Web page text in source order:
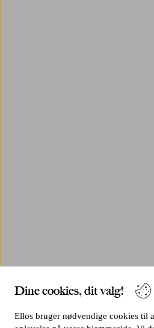
Dine cookies, dit valg!
Ellos bruger nødvendige cookies til